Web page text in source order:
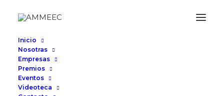
Inicio
Nosotras
Empresas
Premios
Eventos
Videoteca